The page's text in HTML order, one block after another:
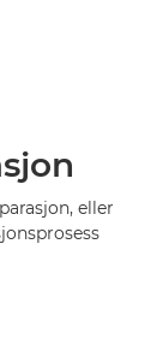
eller